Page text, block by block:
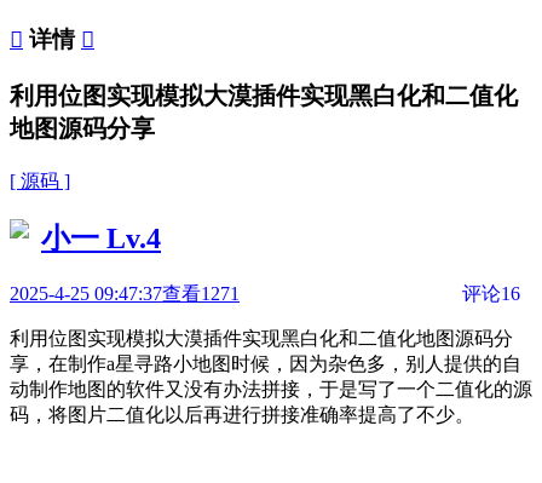
 详情 
利用位图实现模拟大漠插件实现黑白化和二值化
地图源码分享
[ 源码 ]
小一 Lv.4
2025-4-25 09:47:37查看1271 评论16
利用位图实现模拟大漠插件实现黑白化和二值化地图源码分
享，在制作a星寻路小地图时候，因为杂色多，别人提供的自
动制作地图的软件又没有办法拼接，于是写了一个二值化的源
码，将图片二值化以后再进行拼接准确率提高了不少。